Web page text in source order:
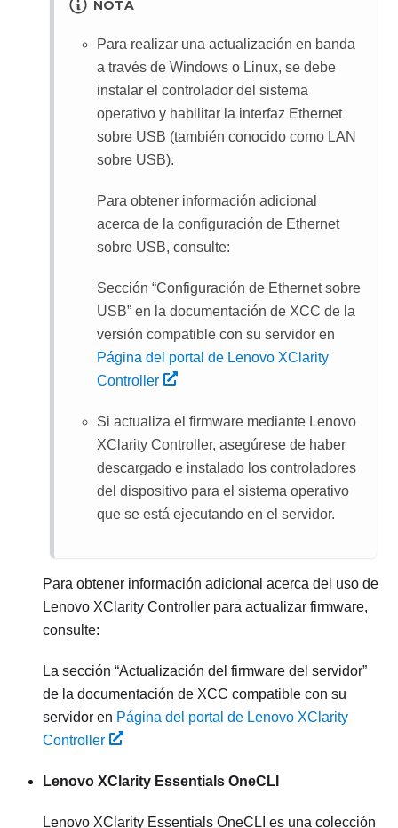
NOTA
Para realizar una actualización en banda
a través de Windows o Linux, se debe
instalar el controlador del sistema
operativo y habilitar la interfaz Ethernet
sobre USB (también conocido como LAN
sobre USB).
Para obtener información adicional
acerca de la configuración de Ethernet
sobre USB, consulte:
Sección Configuración de Ethernet sobre
USB en la documentación de XCC de la
versión compatible con su servidor en
Página del portal de Lenovo XClarity
Controller
Si actualiza el firmware mediante Lenovo
XClarity Controller, asegúrese de haber
descargado e instalado los controladores
del dispositivo para el sistema operativo
que se está ejecutando en el servidor.
Para obtener información adicional acerca del uso de
Lenovo XClarity Controller para actualizar firmware,
consulte:
La sección “Actualización del firmware del servidor”
de la documentación de XCC compatible con su
servidor en Página del portal de Lenovo XClarity
Controller
Lenovo XClarity Essentials OneCLI
Lenovo XClarity Essentials OneCLI es una colección